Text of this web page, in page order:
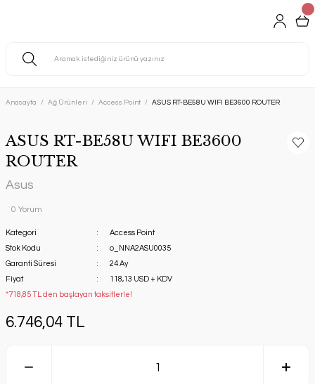
Anasayfa Ağ Ürünleri Access Point ASUS RT-BE58U WIFI BE3600 ROUTER
ASUS RT-BE58U WIFI BE3600
ROUTER
Asus
0 Yorum
Kategori
Access Point
Stok Kodu
o_NNA2ASU0035
Garanti Süresi
24 Ay
Fiyat
118,13 USD + KDV
*718,85 TL den başlayan taksitlerle!
6.746,04 TL